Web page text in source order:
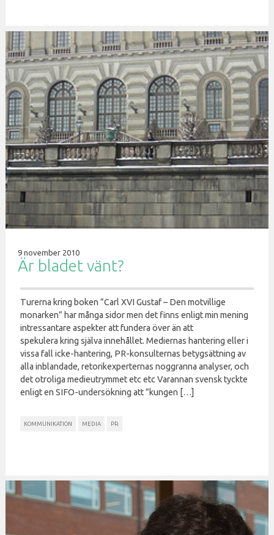
9 november 2010
Är bladet vänt?
Turerna kring boken ”Carl XVI Gustaf – Den motvillige
monarken” har många sidor men det finns enligt min mening
intressantare aspekter att fundera över än att
spekulera kring själva innehållet. Mediernas hantering eller i
vissa fall icke-hantering, PR-konsulternas betygsättning av
alla inblandade, retorikexperternas noggranna analyser, och
det otroliga medieutrymmet etc etc Varannan svensk tyckte
enligt en SIFO-undersökning att ”kungen […]
KOMMUNIKATION MEDIA PR